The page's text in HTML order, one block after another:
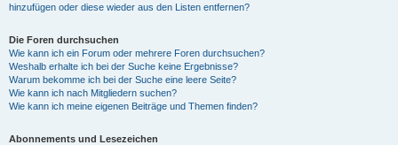
hinzufügen oder diese wieder aus den Listen entfernen?
Die Foren durchsuchen
Wie kann ich ein Forum oder mehrere Foren durchsuchen?
Weshalb erhalte ich bei der Suche keine Ergebnisse?
Warum bekomme ich bei der Suche eine leere Seite?
Wie kann ich nach Mitgliedern suchen?
Wie kann ich meine eigenen Beiträge und Themen finden?
Abonnements und Lesezeichen